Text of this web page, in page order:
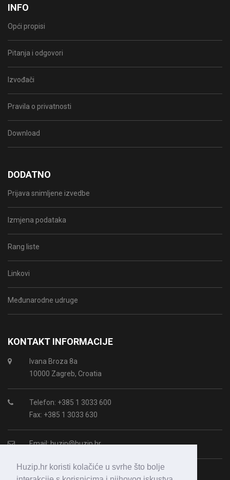
Huzip.hr koristi kolačiće u svrhe što bolje
INFO
Opći propisi
Pitanja i odgovori
Izvođači
Pravila o privatnosti
Download
DODATNO
Prijava snimljene izvedbe
Izmjena podataka
Rang liste
Linkovi
Međunarodne udruge
KONTAKT INFORMACIJE
Ivana Broza 8a
10000 Zagreb, Croatia
Telefon: +385 1 3033 600
Fax: +385 1 3033 630
Email:huzip@huzip.hr
OIB: 43987938364